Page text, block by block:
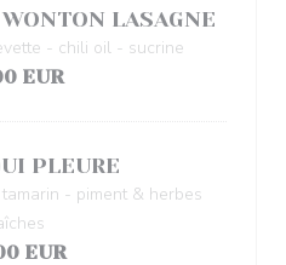
LASAGNE
- chili oil - sucrine
EUR
PLEURE
- piment & herbes
EUR